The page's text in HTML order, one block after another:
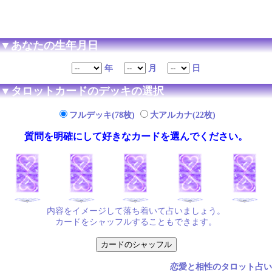
▼あなたの生年月日
年 月 日
▼タロットカードのデッキの選択
フルデッキ(78枚) 大アルカナ(22枚)
質問を明確にして好きなカードを選んでください。
内容をイメージして落ち着いて占いましょう。
カードをシャッフルすることもできます。
恋愛と相性のタロット占い